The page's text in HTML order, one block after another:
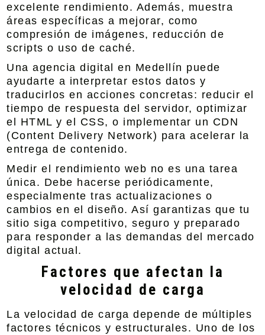
excelente rendimiento. Además, muestra
áreas específicas a mejorar, como
compresión de imágenes, reducción de
scripts o uso de caché.
Una agencia digital en Medellín puede
ayudarte a interpretar estos datos y
traducirlos en acciones concretas: reducir el
tiempo de respuesta del servidor, optimizar
el HTML y el CSS, o implementar un CDN
(Content Delivery Network) para acelerar la
entrega de contenido.
Medir el rendimiento web no es una tarea
única. Debe hacerse periódicamente,
especialmente tras actualizaciones o
cambios en el diseño. Así garantizas que tu
sitio siga competitivo, seguro y preparado
para responder a las demandas del mercado
digital actual.
Factores que afectan la
velocidad de carga
La velocidad de carga depende de múltiples
factores técnicos y estructurales. Uno de los